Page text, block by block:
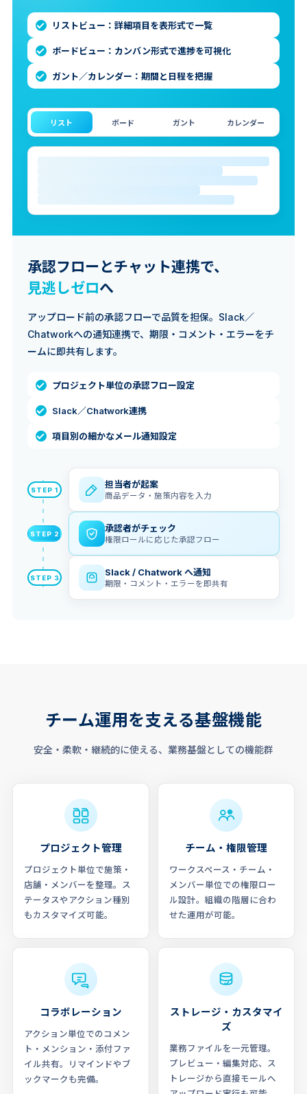
リストビュー：詳細項目を表形式で一覧
ボードビュー：カンバン形式で進捗を可視化
ガント／カレンダー：期間と日程を把握
リスト ボード ガント カレンダー
承認フローとチャット連携で、
見逃しゼロへ
アップロード前の承認フローで品質を担保。Slack／
Chatworkへの通知連携で、期限・コメント・エラーをチ
ームに即共有します。
プロジェクト単位の承認フロー設定
Slack／Chatwork連携
項目別の細かなメール通知設定
STEP 1 担当者が起案
商品データ・施策内容を入力
STEP 2 承認者がチェック
権限ロールに応じた承認フロー
STEP 3 Slack / Chatwork へ通知
期限・コメント・エラーを即共有
チーム運用を支える基盤機能
安全・柔軟・継続的に使える、業務基盤としての機能群
プロジェクト管理
プロジェクト単位で施策・
店舗・メンバーを整理。ス
テータスやアクション種別
もカスタマイズ可能。
チーム・権限管理
ワークスペース・チーム・
メンバー単位での権限ロー
ル設計。組織の階層に合わ
せた運用が可能。
コラボレーション
アクション単位でのコメン
ト・メンション・添付ファ
イル共有。リマインドやブ
ックマークも完備。
ストレージ・カスタマイ
ズ
業務ファイルを一元管理。
プレビュー・編集対応、ス
トレージから直接モールへ